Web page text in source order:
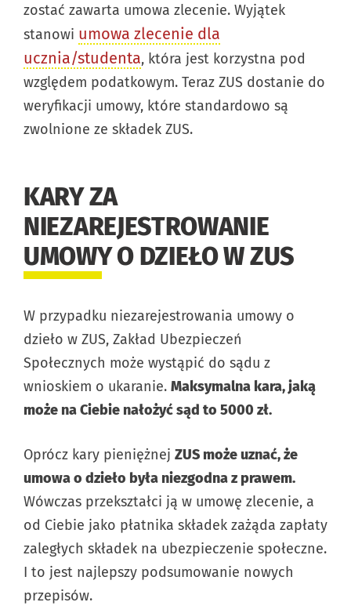
zostać zawarta umowa zlecenie. Wyjątek
stanowi umowa zlecenie dla
ucznia/studenta, która jest korzystna pod
względem podatkowym. Teraz ZUS dostanie do
weryfikacji umowy, które standardowo są
zwolnione ze składek ZUS.
KARY ZA
NIEZAREJESTROWANIE
UMOWY O DZIEŁO W ZUS
W przypadku niezarejestrowania umowy o
dzieło w ZUS, Zakład Ubezpieczeń
Społecznych może wystąpić do sądu z
wnioskiem o ukaranie. Maksymalna kara, jaką
może na Ciebie nałożyć sąd to 5000 zł.
Oprócz kary pieniężnej ZUS może uznać, że
umowa o dzieło była niezgodna z prawem.
Wówczas przekształci ją w umowę zlecenie, a
od Ciebie jako płatnika składek zażąda zapłaty
zaległych składek na ubezpieczenie społeczne.
I to jest najlepszy podsumowanie nowych
przepisów.